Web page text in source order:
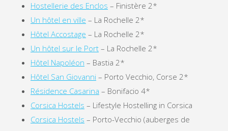
Hostellerie des Enclos – Finistère 2*
Un hôtel en ville – La Rochelle 2*
Hôtel Accostage – La Rochelle 2*
Un hôtel sur le Port – La Rochelle 2*
Hôtel Napoléon – Bastia 2*
Hôtel San Giovanni – Porto Vecchio, Corse 2*
Résidence Casarina – Bonifacio 4*
Corsica Hostels – Lifestyle Hostelling in Corsica
Corsica Hostels – Porto-Vecchio (auberges de